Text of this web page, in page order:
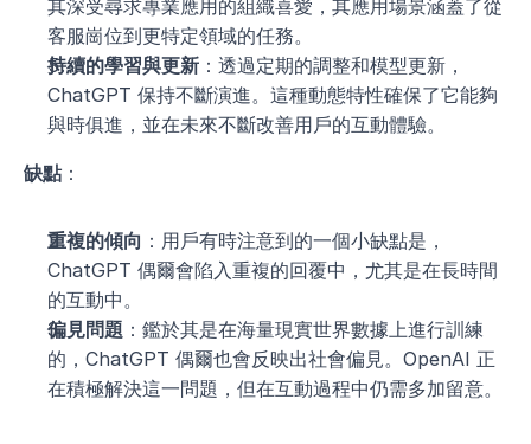
其深受尋求專業應用的組織喜愛，其應用場景涵蓋了從
客服崗位到更特定領域的任務。
持續的學習與更新 ：透過定期的調整和模型更新，
ChatGPT 保持不斷演進。這種動態特性確保了它能夠
與時俱進，並在未來不斷改善用戶的互動體驗。
缺點 ：
重複的傾向 ：用戶有時注意到的一個小缺點是，
ChatGPT 偶爾會陷入重複的回覆中，尤其是在長時間
的互動中。
偏見問題 ：鑑於其是在海量現實世界數據上進行訓練
的，ChatGPT 偶爾也會反映出社會偏見。OpenAI 正
在積極解決這一問題，但在互動過程中仍需多加留意。